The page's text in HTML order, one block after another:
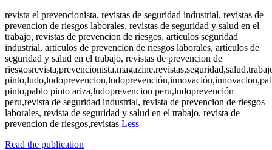
revista el prevencionista, revistas de seguridad industrial, revistas de
prevencion de riesgos laborales, revistas de seguridad y salud en el
trabajo, revistas de prevencion de riesgos, artículos seguridad
industrial, artículos de prevencion de riesgos laborales, artículos de
seguridad y salud en el trabajo, revistas de prevencion de
pinto,pablo pinto ariza,ludoprevencion peru,ludoprevención
peru,revista de seguridad industrial, revista de prevencion de riesgos
laborales, revista de seguridad y salud en el trabajo, revista de
prevencion de riesgos,revistas Less
Read the publication